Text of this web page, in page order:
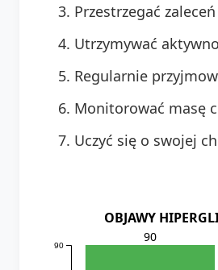
Przestrzegać
Utrzymywać
Regularnie
Monitorować masę
Uczyć się o swojej
OBJAWY
90
90